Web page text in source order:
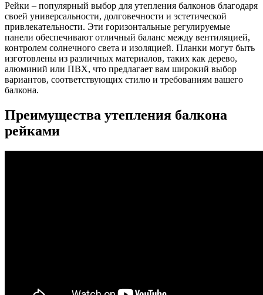
Рейки – популярный выбор для утепления балконов благодаря
своей универсальности, долговечности и эстетической
привлекательности. Эти горизонтальные регулируемые
панели обеспечивают отличный баланс между вентиляцией,
контролем солнечного света и изоляцией. Планки могут быть
изготовлены из различных материалов, таких как дерево,
алюминий или ПВХ, что предлагает вам широкий выбор
вариантов, соответствующих стилю и требованиям вашего
балкона.
Преимущества утепления балкона
рейками